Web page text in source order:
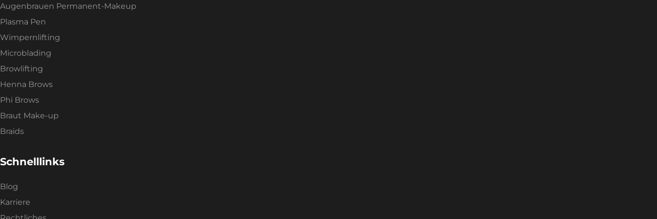
Augenbrauen Permanent-Makeup
Plasma Pen
Wimpernlifting
Microblading
Browlifting
Henna Brows
Phi Brows
Braut Make-up
Braids
Schnelllinks
Blog
Karriere